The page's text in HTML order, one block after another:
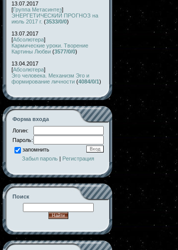
13.07.2017
[Группа Метасинтез]
ЭНЕРГЕТИЧЕСКИЙ ПРОГНОЗ на
июль 2017 г. (3533/0/0)
13.07.2017
[Абсолютера]
Кармические уроки. Творение
Картины Любви (3577/0/0)
13.04.2017
[Абсолютера]
Эго человека. Механизм Эго и
формирование личности (4084/0/1)
Форма входа
Логин:
Пароль:
запомнить
Забыл пароль | Регистрация
Поиск